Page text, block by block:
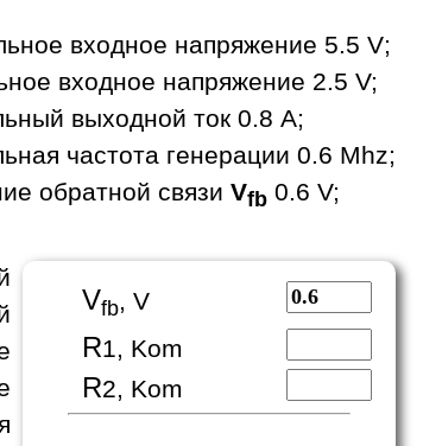
входное напряжение 5.5 V;
входное напряжение 2.5 V;
выходной ток 0.8 A;
частота генерации 0.6 Mhz;
обратной связи Vfb 0.6 V;
Vfb, V
R1, Kom
R2, Kom